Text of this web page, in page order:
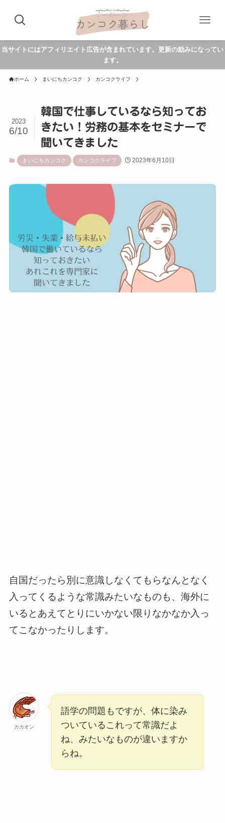
当サイトにはアフィリエイト広告が含まれています。更新の励みになってい
ます。
ホーム まいにちカンコク カンコクライフ
韓国で仕事しているなら知ってお
きたい！労務の基本をセミナーで
聞いてきました
2023
6/10
まいにちカンコク カンコクライフ 2023年6月10日
自国だったら別に意識しなくてもらなんとなく
入ってくるような常識みたいなものも、海外に
いるとあえてとりにいかない限りなかなか入っ
てこなかったりします。
カカオン
語学の問題もですが、体に染み
ついているこれって常識だよ
ね、みたいなものが違いますか
らね。